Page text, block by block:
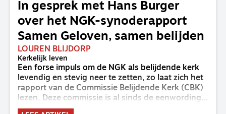
In gesprek met Hans Burger
over het NGK-synoderapport
Samen Geloven, samen belijden
LOUREN BLIJDORP
Kerkelijk leven
Een forse impuls om de NGK als belijdende kerk
levendig en stevig neer te zetten, zo laat zich het
rapport van de Commissie Belijdende Kerk (CBK)
lezen. Deze commissie is al sinds de eenwording
van de GKv en NGK actief en kreeg van de